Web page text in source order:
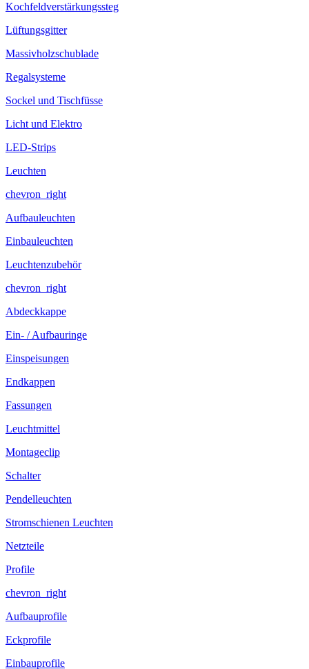
Kochfeldverstärkungssteg
Lüftungsgitter
Massivholzschublade
Regalsysteme
Sockel und Tischfüsse
Licht und Elektro
LED-Strips
Leuchten
chevron_right
Aufbauleuchten
Einbauleuchten
Leuchtenzubehör
chevron_right
Abdeckkappe
Ein- / Aufbauringe
Einspeisungen
Endkappen
Fassungen
Leuchtmittel
Montageclip
Schalter
Pendelleuchten
Stromschienen Leuchten
Netzteile
Profile
chevron_right
Aufbauprofile
Eckprofile
Einbauprofile